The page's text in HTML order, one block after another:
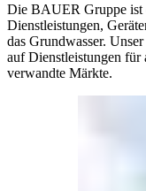
Die BAUER Gruppe ist
Dienstleistungen,
das Grundwasser.
auf Dienstleistungen für
verwandte Märkte.